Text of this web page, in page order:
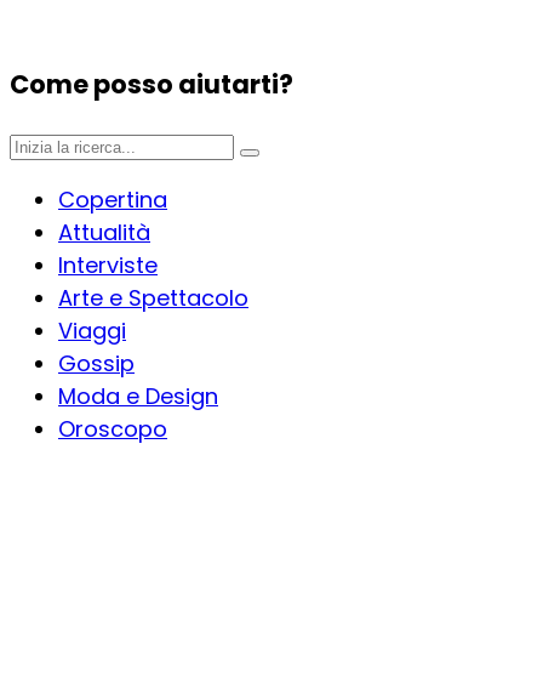
Come posso aiutarti?
Copertina
Attualità
Interviste
Arte e Spettacolo
Viaggi
Gossip
Moda e Design
Oroscopo